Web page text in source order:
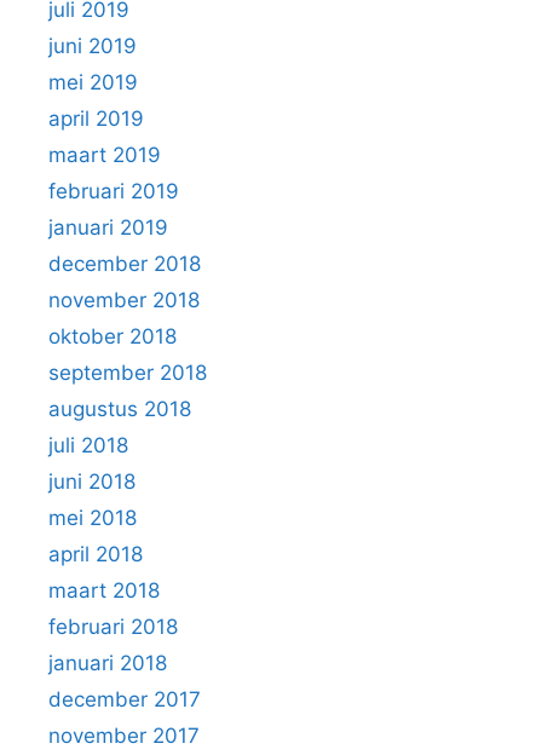
juli 2019
juni 2019
mei 2019
april 2019
maart 2019
februari 2019
januari 2019
december 2018
november 2018
oktober 2018
september 2018
augustus 2018
juli 2018
juni 2018
mei 2018
april 2018
maart 2018
februari 2018
januari 2018
december 2017
november 2017